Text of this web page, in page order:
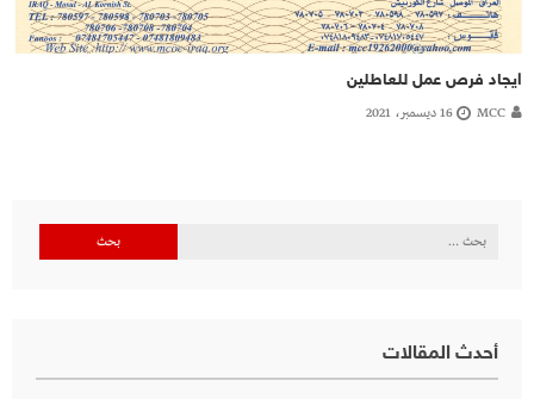
ايجاد فرص عمل للعاطلين
MCC 16 ديسمبر، 2021
البحث
أحدث المقالات